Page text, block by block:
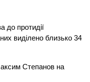
до протидії
виділено близько 34
Степанов на